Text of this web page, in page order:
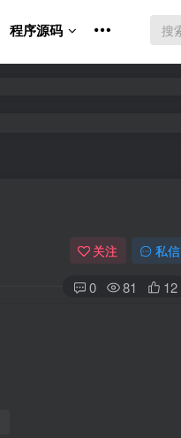
程序源码
关注 私信
0 81 12